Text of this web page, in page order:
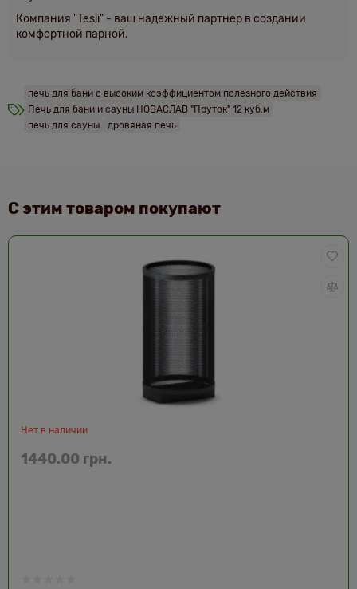
Компания "Tesli" - ваш надежный партнер в создании
комфортной парной.
печь для бани с высоким коэффициентом полезного действия
Печь для бани и сауны НОВАСЛАВ "Пруток" 12 куб.м
печь для сауны
дровяная печь
С этим товаром покупают
Нет в наличии
1440.00 грн.